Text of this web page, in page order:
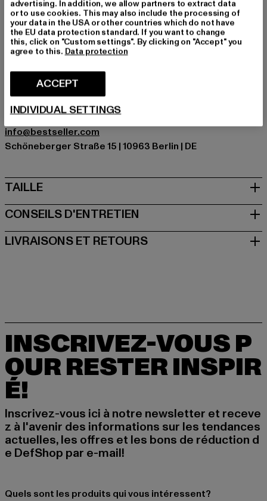
Marque: Jack and Jones
Catégorie: Sweat & Fleece - Hoodies
Couleur: grau
Couleur du fabricant: white melange
Composition du matériau: 76% Coton, 23% Polyester,
1% Viscose
Art.Nr: 12248035-06959
Fabricant: Bestseller Textilhandels GmbH |
info@bestseller.com
Schöneberger Straße 15 | 10963 Berlin | DE
TAILLE
CONSEILS D'ENTRETIEN
LIVRAISONS ET RETOURS
INSCRIVEZ-VOUS P
OUR RESTER INSPIR
É!
Inscrivez-vous ici à notre newsletter et receve
z à l'avenir des informations sur les tendances
actuelles, les offres et les bons de réduction d
e DefShop par e-mail!
Quels sont les produits qui vous intéressent?
advertising. In addition, we allow partners to extract data
or to use cookies. This may also include the processing of
your data in the USA or other countries which do not have
the EU data protection standard. If you want to change
this, click on "Custom settings". By clicking on "Accept" you
agree to this. Data protection
ACCEPT
INDIVIDUAL SETTINGS